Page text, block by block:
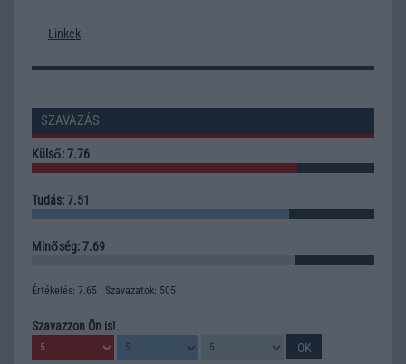
Linkek
SZAVAZÁS
Külső: 7.76
Tudás: 7.51
Minőség: 7.69
Értékelés: 7.65 | Szavazatok: 505
Szavazzon Ön is!